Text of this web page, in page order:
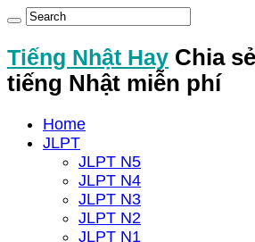
Tiếng Nhật Hay Chia
tiếng Nhật miễn phí
Home
JLPT
JLPT N5
JLPT N4
JLPT N3
JLPT N2
JLPT N1